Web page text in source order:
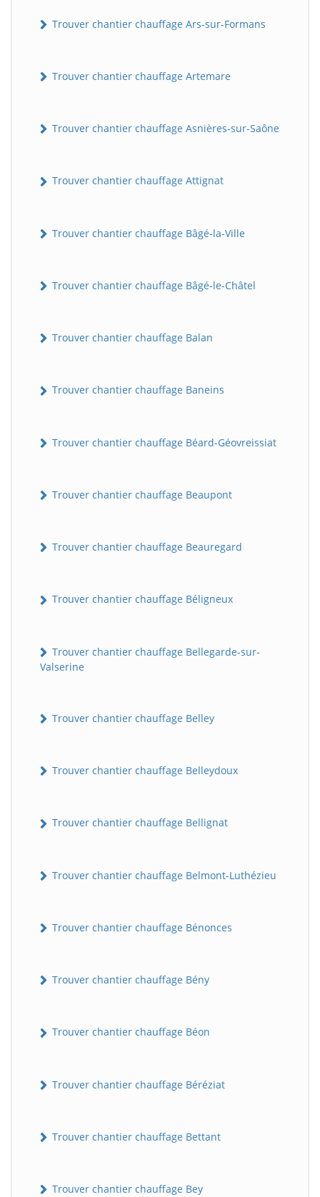
Trouver chantier chauffage Ars-sur-Formans
Trouver chantier chauffage Artemare
Trouver chantier chauffage Asnières-sur-Saône
Trouver chantier chauffage Attignat
Trouver chantier chauffage Bâgé-la-Ville
Trouver chantier chauffage Bâgé-le-Châtel
Trouver chantier chauffage Balan
Trouver chantier chauffage Baneins
Trouver chantier chauffage Béard-Géovreissiat
Trouver chantier chauffage Beaupont
Trouver chantier chauffage Beauregard
Trouver chantier chauffage Béligneux
Trouver chantier chauffage Bellegarde-sur-
Valserine
Trouver chantier chauffage Belley
Trouver chantier chauffage Belleydoux
Trouver chantier chauffage Bellignat
Trouver chantier chauffage Belmont-Luthézieu
Trouver chantier chauffage Bénonces
Trouver chantier chauffage Bény
Trouver chantier chauffage Béon
Trouver chantier chauffage Béréziat
Trouver chantier chauffage Bettant
Trouver chantier chauffage Bey